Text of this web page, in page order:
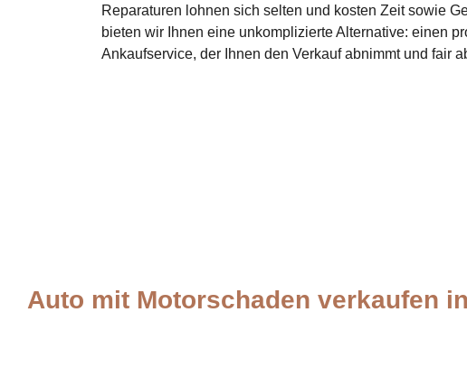
Reparaturen lohnen sich selten und kosten Zeit sowie
bieten wir Ihnen eine unkomplizierte Alternative: einen
Ankaufservice, der Ihnen den Verkauf abnimmt und fair
Auto mit Motorschaden verkaufen